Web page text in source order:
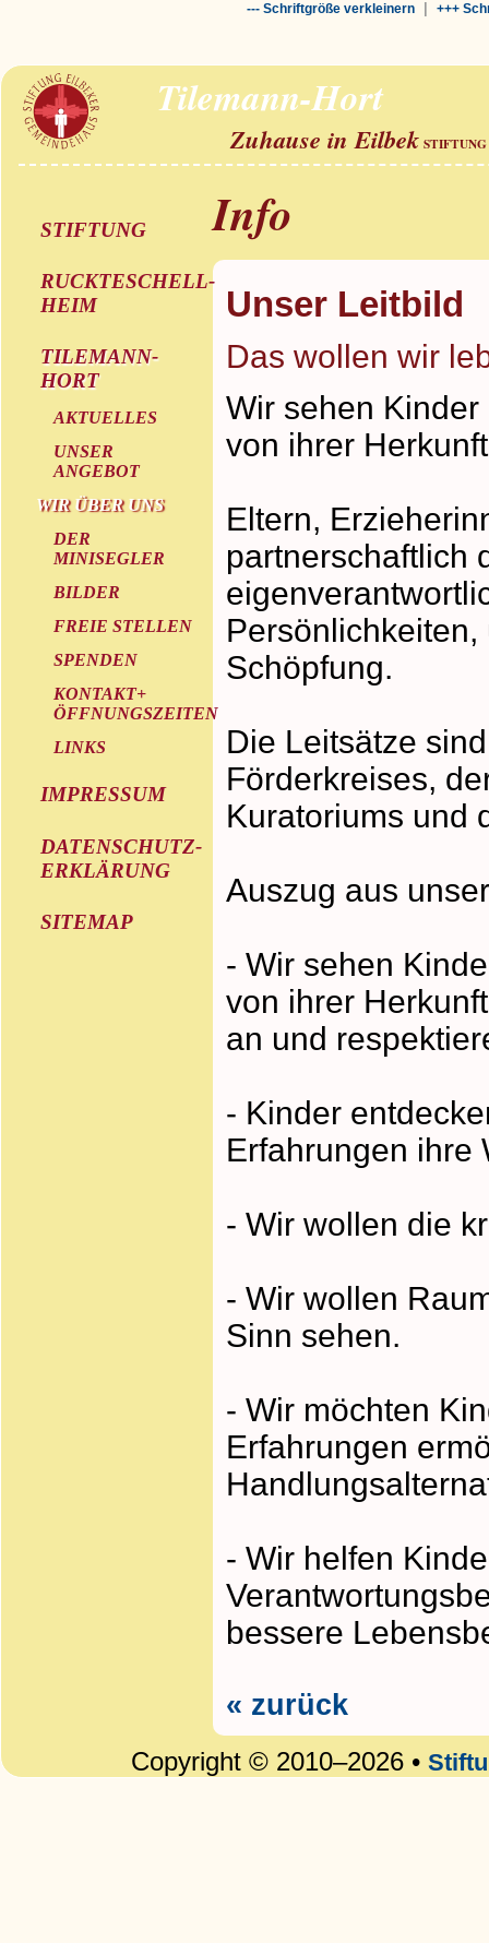
--- Schriftgröße verkleinern| +++
Tilemann-Hort
Zuhause in Eilbek
STIFTUNG
RUCKTESCHELL-
HEIM
TILEMANN-
HORT
AKTUELLES
UNSER
ANGEBOT
WIR ÜBER UNS
DER
MINISEGLER
BILDER
FREIE STELLEN
SPENDEN
KONTAKT+
ÖFFNUNGSZEITEN
LINKS
IMPRESSUM
DATENSCHUTZ-
ERKLÄRUNG
SITEMAP
Info
Unser Leitbild
Das wollen wir
Wir sehen
von ihrer
Eltern,
partnerschaftlich
Schöpfung.
Die Leitsätze
Förderkreises,
Kuratoriums und
Auszug aus
- Wir sehen
von ihrer
an und
- Kinder
Erfahrungen ihre
- Wir wollen die
- Wir wollen
Sinn sehen.
- Wir möchten
Erfahrungen
- Wir helfen
bessere
« zurück
Copyright © 2010–2026 •